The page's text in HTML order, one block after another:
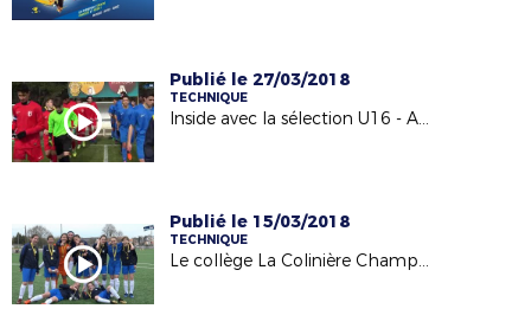
Publié le 27/03/2018
TECHNIQUE
Inside avec la sélection U16 - Amical du 21 mars 2018
Publié le 15/03/2018
TECHNIQUE
Le collège La Colinière Championnes Académique UNSS - 14/03/18